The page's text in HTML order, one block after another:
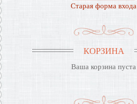
Старая форма входа
КОРЗИНА
Ваша корзина пуста